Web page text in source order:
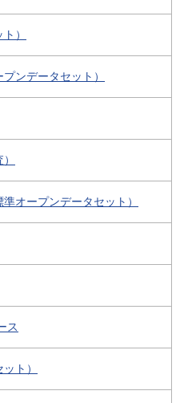
）
ンデータセット）
オープンデータセット）
ス
ト）